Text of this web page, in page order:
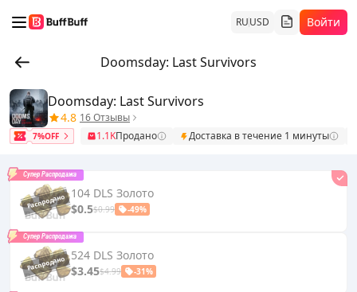
RUUSD Войти
Doomsday: Last Survivors
Doomsday: Last Survivors
4.8 16 Отзывы
7%OFF 1.1KПродано Доставка в течение 1 минуты
104 DLS Золото
$0.5$0.99 -49%
Супер Распродажа
524 DLS Золото
$3.45$4.99 -31%
Супер Распродажа